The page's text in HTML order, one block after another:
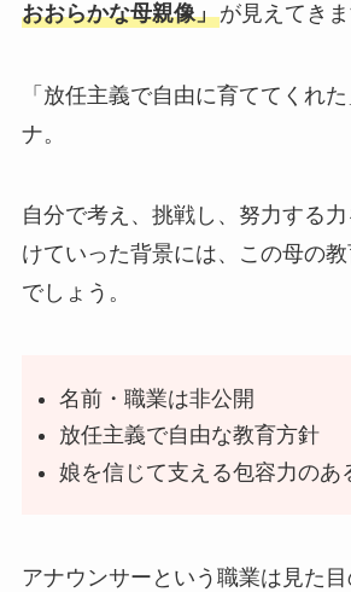
おおらかな母親像」が見えてきま
「放任主義で自由に育ててくれ
ナ。
自分で考え、挑戦し、努力する
けていった背景には、この母の
でしょう。
名前・職業は非公開
放任主義で自由な教育方針
娘を信じて支える包容力のあ
アナウンサーという職業は見た